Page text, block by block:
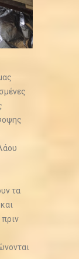
τα
πριν